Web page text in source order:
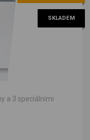
SKLADEM
a 3 speciálními